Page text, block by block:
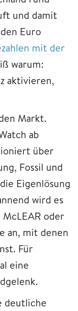
und damit
Euro
mit der
warum:
aktivieren,
Markt.
ab
über
Fossil und
Eigenlösung
wird es
oder
an, mit denen
Für
eine
deutliche